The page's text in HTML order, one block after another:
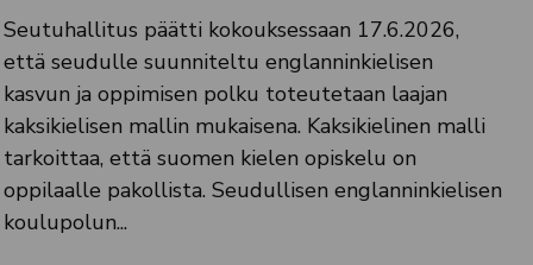
Seutuhallitus päätti kokouksessaan 17.6.2026,
että seudulle suunniteltu englanninkielisen
kasvun ja oppimisen polku toteutetaan laajan
kaksikielisen mallin mukaisena. Kaksikielinen malli
tarkoittaa, että suomen kielen opiskelu on
oppilaalle pakollista. Seudullisen englanninkielisen
koulupolun...